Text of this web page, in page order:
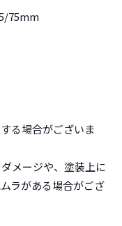
75mm
る場合がございま
メージや、塗装上に
ラがある場合がござ